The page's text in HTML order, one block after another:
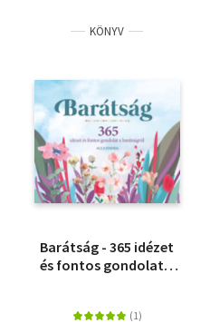
KÖNYV
Barátság - 365 idézet
és fontos gondolat a